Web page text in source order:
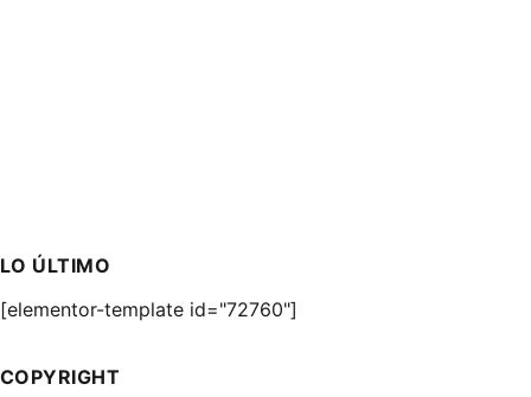
LO ÚLTIMO
[elementor-template id="72760"]
COPYRIGHT